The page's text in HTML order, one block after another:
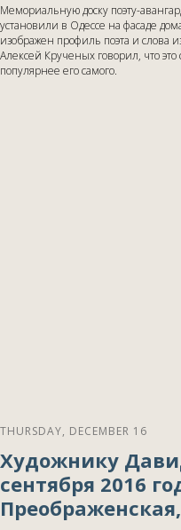
Мемориальную доску поэту-
установили в Одессе на фасаде
изображен профиль поэта и слова
Алексей Крученых говорил, что
популярнее его самого.
THURSDAY, DECEMBER 16
Художнику
сентября 2016